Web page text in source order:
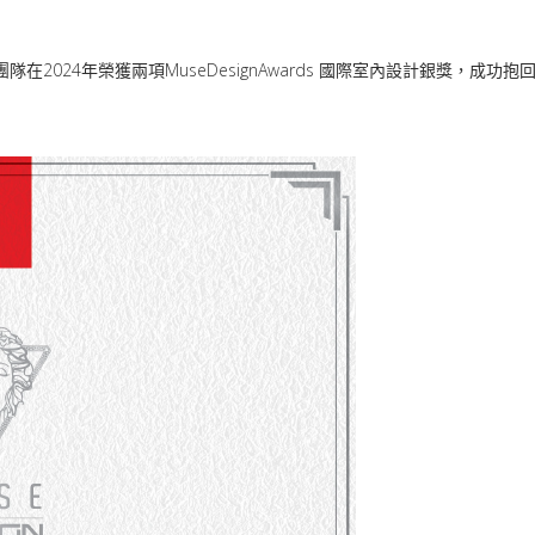
隊在2024年榮獲兩項MuseDesignAwards 國際室內設計銀獎，成功抱